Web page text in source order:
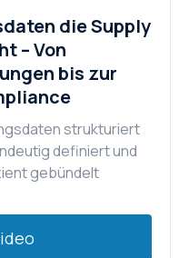
die Supply
– Von
bis zur
strukturiert
definiert und
gebündelt